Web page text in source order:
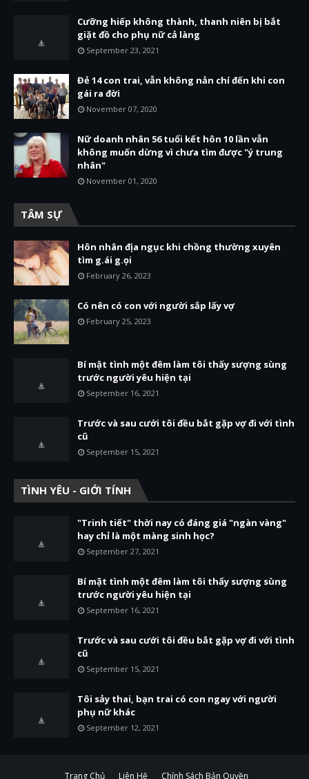
Cưỡng hiếp không thành, thanh niên bị bắt
giặt đồ cho phụ nữ cả làng
September 23, 2021
Đẻ 14 con trai, vẫn không nản chí đến khi con
gái ra đời
November 07, 2020
Nữ doanh nhân 56 tuổi kết hôn 10 lần vẫn
không muốn dừng vì chưa tìm được "ý trung
nhân"
November 01, 2020
TÂM SỰ
Hôn nhân địa ngục khi chồng thường xuyên
tìm g.ái g.ọi
February 26, 2023
Có nên có con với người sắp lấy vợ
February 25, 2023
Bí mật tình một đêm làm tôi thấy sượng sùng
trước người yêu hiện tại
September 16, 2021
Trước và sau cưới tôi đều bắt gặp vợ đi với tình
cũ
September 15, 2021
TÌNH YÊU - GIỚI TÍNH
"Trinh tiết" thời nay có đáng giá "ngàn vàng"
hay chỉ là một màng sinh học?
September 27, 2021
Bí mật tình một đêm làm tôi thấy sượng sùng
trước người yêu hiện tại
September 16, 2021
Trước và sau cưới tôi đều bắt gặp vợ đi với tình
cũ
September 15, 2021
Tôi sảy thai, bạn trai có con ngay với người
phụ nữ khác
September 12, 2021
Trang Chủ Liên Hệ Chính Sách Bản Quyền